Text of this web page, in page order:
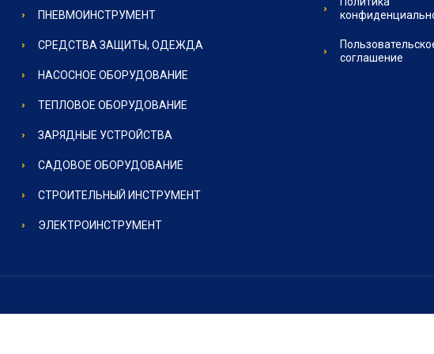
ПНЕВМОИНСТРУМЕНТ
СРЕДСТВА ЗАЩИТЫ, ОДЕЖДА
НАСОСНОЕ ОБОРУДОВАНИЕ
ТЕПЛОВОЕ ОБОРУДОВАНИЕ
ЗАРЯДНЫЕ УСТРОЙСТВА
САДОВОЕ ОБОРУДОВАНИЕ
СТРОИТЕЛЬНЫЙ ИНСТРУМЕНТ
ЭЛЕКТРОИНСТРУМЕНТ
соглашение